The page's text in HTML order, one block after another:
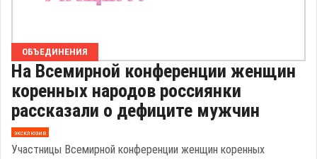
ОБЪЕДИНЕНИЯ
На Всемирной конференции женщин
коренных народов россиянки
рассказали о дефиците мужчин
эксклюзив
Участницы Всемирной конференции женщин коренных